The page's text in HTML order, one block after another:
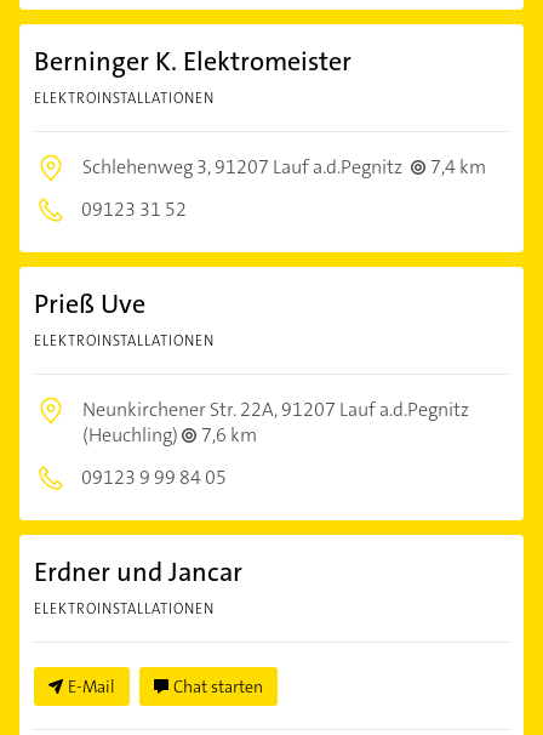
Berninger K. Elektromeister
ELEKTROINSTALLATIONEN
Schlehenweg 3,91207 Lauf a.d.Pegnitz
7,4 km
09123 31 52
Prieß Uve
ELEKTROINSTALLATIONEN
Neunkirchener Str. 22A,91207 Lauf a.d.Pegnitz
(Heuchling)
7,6 km
09123 9 99 84 05
Erdner und Jancar
ELEKTROINSTALLATIONEN
E-Mail Chat starten